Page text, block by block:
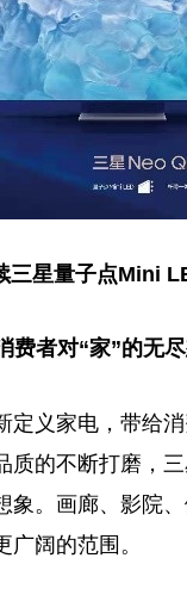
三星量子点Mini
费者对“家”的无
定义家电，带给
质的不断打磨，
象。画廊、影院
阔的范围。